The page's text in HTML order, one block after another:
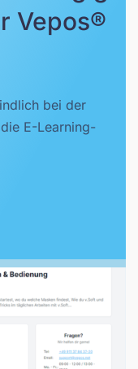
Vepos®
bei der
E-Learning-